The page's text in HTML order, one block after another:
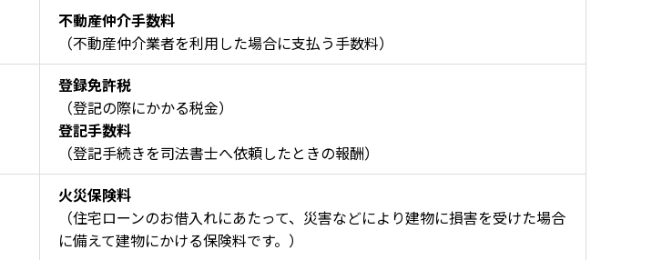
不動産仲介手数料
（不動産仲介業者を利用した場合に支払う手数料）
登録免許税
（登記の際にかかる税金）
登記手数料
（登記手続きを司法書士へ依頼したときの報酬）
火災保険料
（住宅ローンのお借入れにあたって、災害などにより建物に損害を受けた場合
に備えて建物にかける保険料です。）